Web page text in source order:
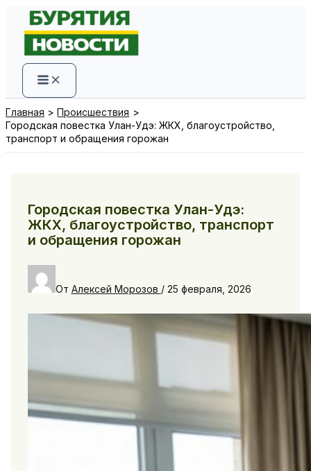
Перейти
содержимому
Главная
Происшествия
Городская повестка Улан-Удэ: ЖКХ, благоустройство,
транспорт и обращения горожан
Городская повестка Улан-Удэ:
ЖКХ, благоустройство, транспорт
и обращения горожан
От Алексей Морозов / 25 февраля, 2026